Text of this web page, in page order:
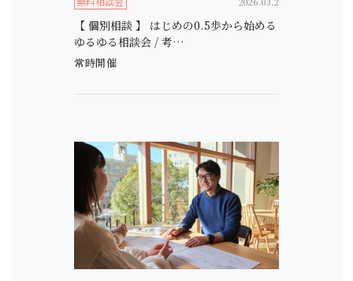
【 個別相談 】 はじめの0.5歩から始める
ゆるゆる相談会 / 考…
常時開催